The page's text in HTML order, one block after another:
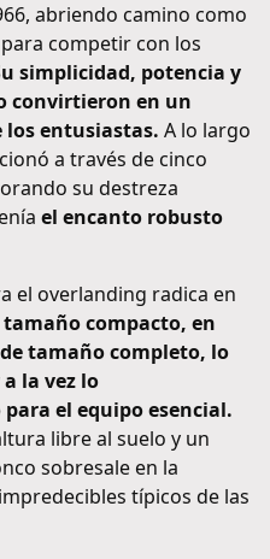
abriendo camino como
competir con los
simplicidad, potencia y
convirtieron en un
entusiastas. A lo largo
a través de cinco
su destreza
el encanto robusto
el overlanding radica en
compacto, en
tamaño completo, lo
la vez lo
el equipo esencial.
libre al suelo y un
sobresale en la
típicos de las